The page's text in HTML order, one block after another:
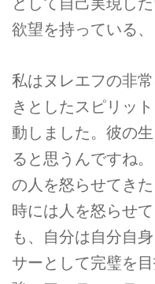
欲望を持っている
私はヌレエフの非
きとしたスピリッ
動しました。彼の
ると思うんですね
の人を怒らせてき
時には人を怒らせ
も、自分は自分自
サーとして完璧を